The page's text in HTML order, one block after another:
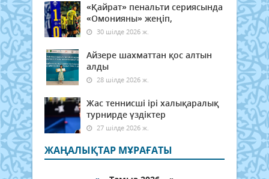
«Қайрат» пенальти сериясында
«Омонияны» жеңіп,
30 шілде 2026 ж.
Айзере шахматтан қос алтын
алды
28 шілде 2026 ж.
Жас теннисші ірі халықаралық
турнирде үздіктер
27 шілде 2026 ж.
ЖАҢАЛЫҚТАР МҰРАҒАТЫ